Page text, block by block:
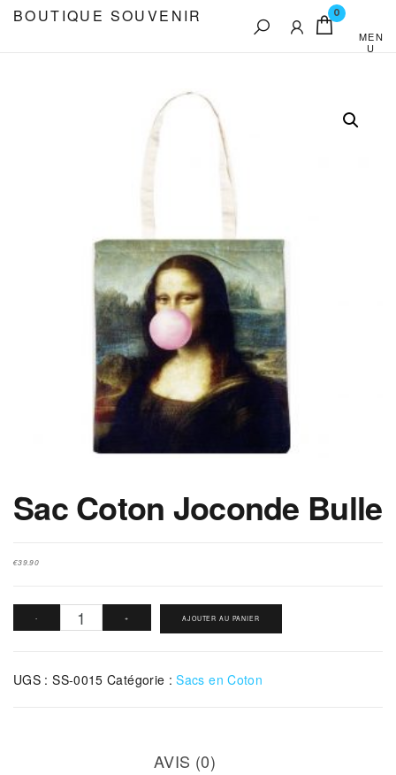
AllerBOUTIQUE SOUVENIR 0
MEN
U
Sac Coton Joconde Bulle
€39.90
-
quantité
Coton
+ AJOUTER AU PANIER
UGS :SS-0015 Catégorie :Sacs en Coton
AVIS (0)